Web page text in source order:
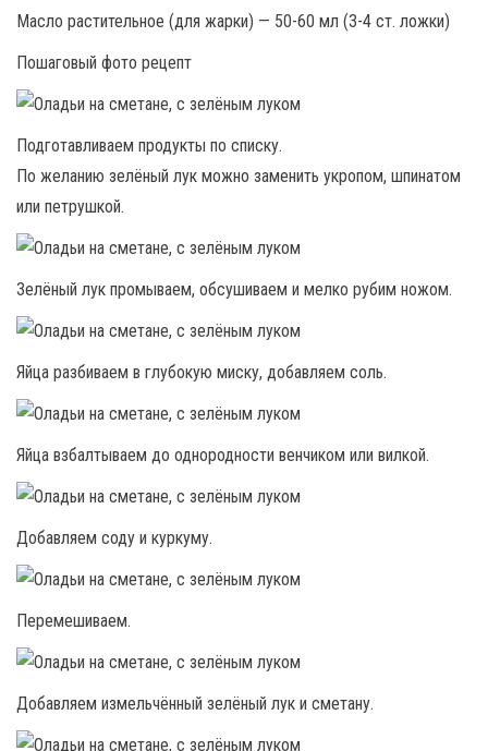
Масло растительное (для жарки) — 50-60 мл (3-4 ст. ложки)
Пошаговый фото рецепт
Подготавливаем продукты по списку.
По желанию зелёный лук можно заменить укропом, шпинатом
или петрушкой.
Зелёный лук промываем, обсушиваем и мелко рубим ножом.
Яйца разбиваем в глубокую миску, добавляем соль.
Яйца взбалтываем до однородности венчиком или вилкой.
Добавляем соду и куркуму.
Перемешиваем.
Добавляем измельчённый зелёный лук и сметану.